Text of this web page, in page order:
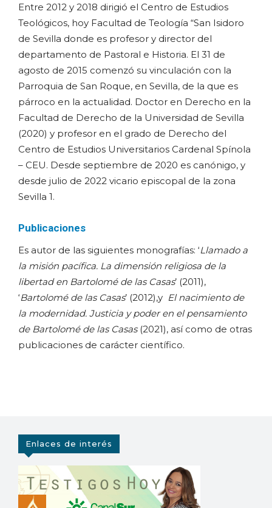
Entre 2012 y 2018 dirigió el Centro de Estudios
Teológicos, hoy Facultad de Teología “San Isidoro
de Sevilla donde es profesor y director del
departamento de Pastoral e Historia. El 31 de
agosto de 2015 comenzó su vinculación con la
Parroquia de San Roque, en Sevilla, de la que es
párroco en la actualidad. Doctor en Derecho en la
Facultad de Derecho de la Universidad de Sevilla
(2020) y profesor en el grado de Derecho del
Centro de Estudios Universitarios Cardenal Spínola
– CEU. Desde septiembre de 2020 es canónigo, y
desde julio de 2022 vicario episcopal de la zona
Sevilla 1.
Publicaciones
Es autor de las siguientes monografías: ‘Llamado a
la misión pacífica. La dimensión religiosa de la
libertad en Bartolomé de las Casas’ (2011),
‘Bartolomé de las Casas’ (2012),y El nacimiento de
la modernidad. Justicia y poder en el pensamiento
de Bartolomé de las Casas(2021), así como de otras
publicaciones de carácter científico.
Enlaces de interés